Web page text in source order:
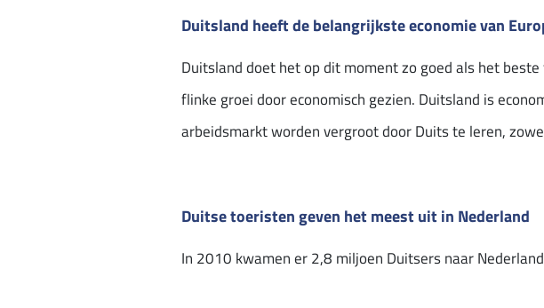
Duitsland heeft de belangrijkste economie van
Duitsland doet het op dit moment zo goed als het
flinke groei door economisch gezien. Duitsland is
arbeidsmarkt worden vergroot door Duits te leren,
Duitse toeristen geven het meest uit in Nederland
In 2010 kwamen er 2,8 miljoen Duitsers naar